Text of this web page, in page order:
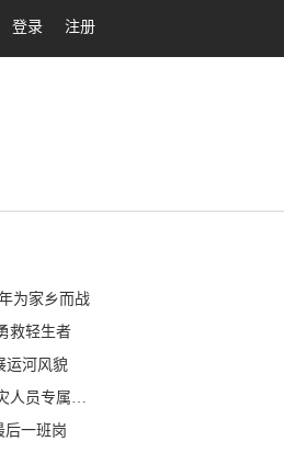
登录 注册
为家乡而战
救轻生者
运河风貌
专属福利
后一班岗